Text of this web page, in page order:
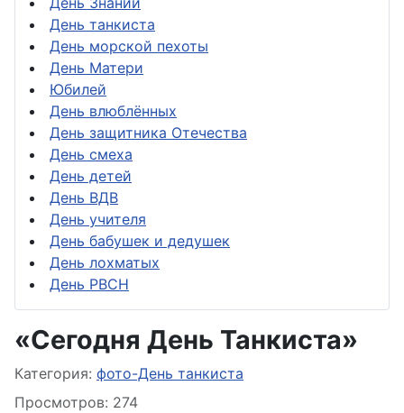
День танкиста
День морской пехоты
День Матери
Юбилей
День влюблённых
День защитника Отечества
День смеха
День детей
День ВДВ
День учителя
День бабушек и дедушек
День лохматых
День РВСН
«Сегодня День Танкиста»
Информация о материале
Категория: фото-День танкиста
Просмотров: 274